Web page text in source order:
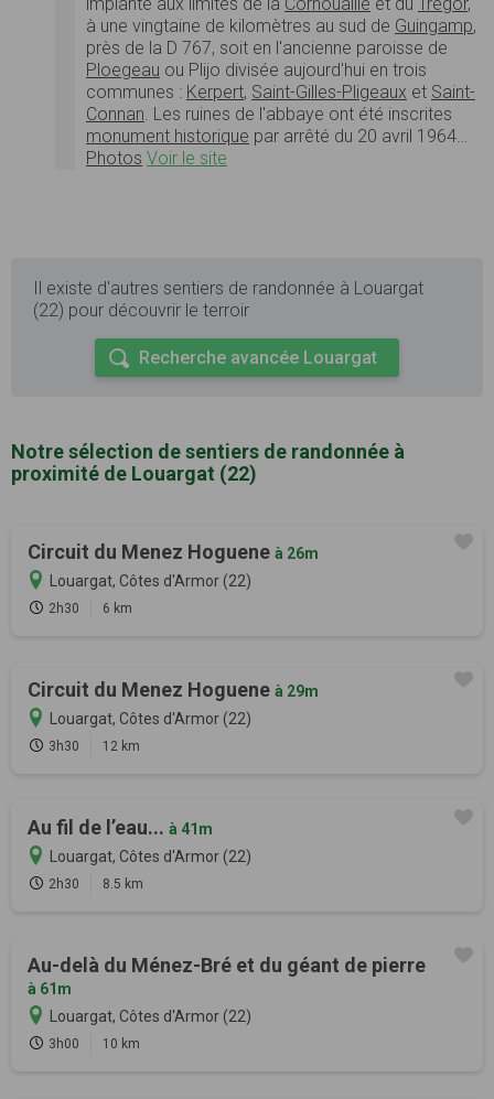
à une vingtaine de kilomètres au sud de Guingamp,
près de la D 767, soit en l'ancienne paroisse de
Ploegeau ou Plijo divisée aujourd'hui en trois
communes : Kerpert, Saint-Gilles-Pligeaux et Saint-
Connan. Les ruines de l'abbaye ont été inscrites
monument historique par arrêté du 20 avril 1964…
Photos Voir le site
Il existe d'autres sentiers de randonnée à Louargat
(22) pour découvrir le terroir
Recherche avancée Louargat
Notre sélection de sentiers de randonnée à
proximité de Louargat (22)
Circuit du Menez Hoguene à 26m
Louargat, Côtes d'Armor (22)
2h30 6 km
Circuit du Menez Hoguene à 29m
Louargat, Côtes d'Armor (22)
3h30 12 km
Au fil de l’eau... à 41m
Louargat, Côtes d'Armor (22)
2h30 8.5 km
Au-delà du Ménez-Bré et du géant de pierre
à 61m
Louargat, Côtes d'Armor (22)
3h00 10 km